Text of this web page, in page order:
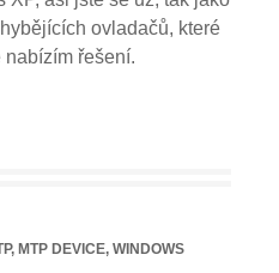
ovladačů, které
nabízím řešení.
, MTP DEVICE, WINDOWS